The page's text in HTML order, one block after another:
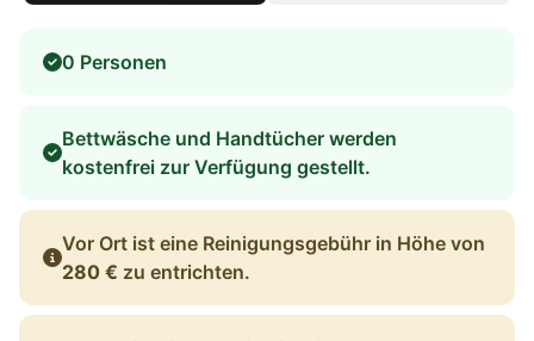
0 Personen
Bettwäsche und Handtücher werden
kostenfrei zur Verfügung gestellt.
Vor Ort ist eine Reinigungsgebühr in Höhe von
280 € zu entrichten.